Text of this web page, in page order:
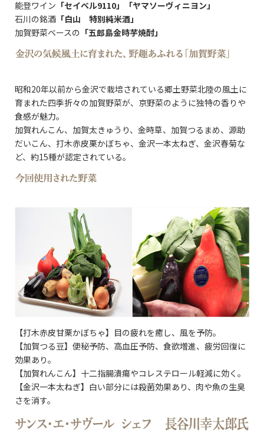
能登ワイン 「セイベル9110」「ヤマソーヴィニヨン」
石川の銘酒 「白山 特別純米酒」
加賀野菜ベースの 「五郎島金時芋焼酎」
昭和20年以前から金沢で栽培されている郷土野菜北陸の風土に
育まれた四季折々の加賀野菜が、京野菜のように独特の香りや
食感が魅力。
加賀れんこん、加賀太きゅうり、金時草、加賀つるまめ、源助
だいこん、打木赤皮栗かぼちゃ、金沢一本太ねぎ、金沢春菊な
ど、約15種が認定されている。
【打木赤皮甘栗かぼちゃ】目の疲れを癒し、風を予防。
【加賀つる豆】便秘予防、高血圧予防、食欲増進、疲労回復に
効果あり。
【加賀れんこん】十二指腸潰瘍やコレステロール軽減に効く。
【金沢一本太ねぎ】白い部分には殺菌効果あり、肉や魚の生臭
さを消す。